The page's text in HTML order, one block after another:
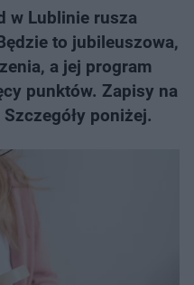
w Lublinie rusza
to jubileuszowa,
a jej program
punktów. Zapisy na
poniżej.